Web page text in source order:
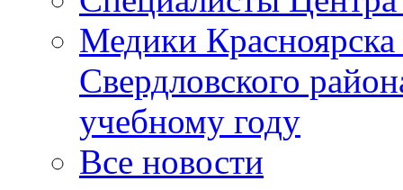
Медики
Свердловского
учебному году
Все новости